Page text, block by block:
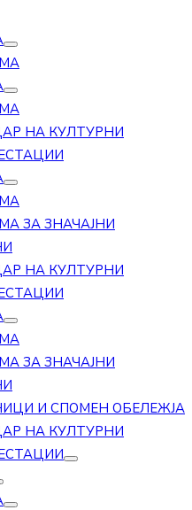
НА КУЛТУРНИ
ЗА ЗНАЧАЈНИ
НА КУЛТУРНИ
ЗА ЗНАЧАЈНИ
И СПОМЕН ОБЕЛЕЖЈА
НА КУЛТУРНИ